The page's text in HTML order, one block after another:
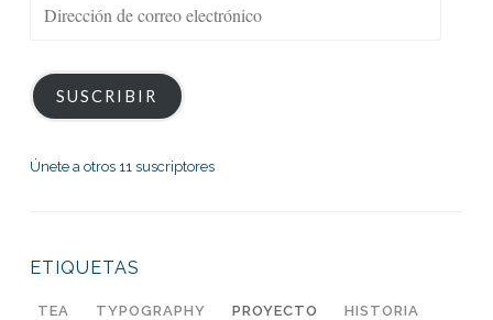
electrónico
SUSCRIBIR
Únete a otros 11 suscriptores
ETIQUETAS
TEA TYPOGRAPHY PROYECTO HISTORIA